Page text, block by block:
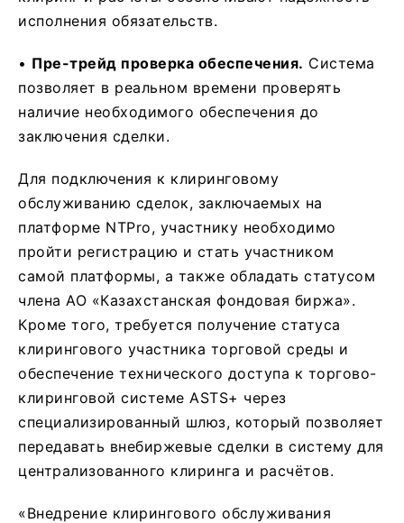
исполнения обязательств.
• Пре-трейд проверка обеспечения. Система
позволяет в реальном времени проверять
наличие необходимого обеспечения до
заключения сделки.
Для подключения к клиринговому
обслуживанию сделок, заключаемых на
платформе NTPro, участнику необходимо
пройти регистрацию и стать участником
самой платформы, а также обладать статусом
члена АО «Казахстанская фондовая биржа».
Кроме того, требуется получение статуса
клирингового участника торговой среды и
обеспечение технического доступа к торгово-
клиринговой системе ASTS+ через
специализированный шлюз, который позволяет
передавать внебиржевые сделки в систему для
централизованного клиринга и расчётов.
«Внедрение клирингового обслуживания